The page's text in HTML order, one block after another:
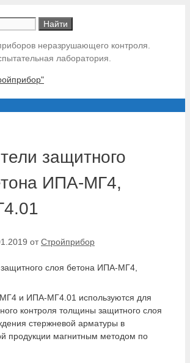
неразрушающего контроля.
лаборатория.
защитного
ИПА-МГ4,
отСтройприбор
и ИПА-МГ4.01 используются для
контроля толщины защитного слоя
стержневой арматуры в
продукции магнитным методом по